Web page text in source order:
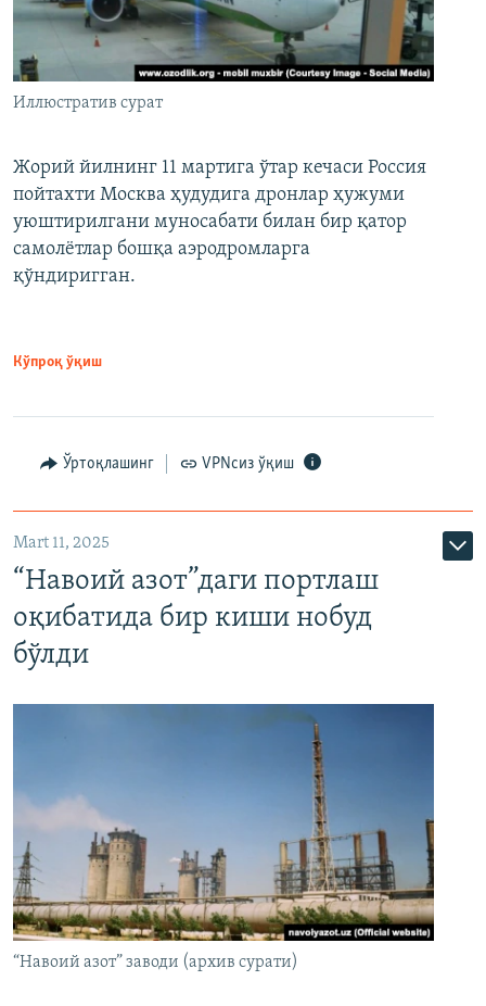
Иллюстратив сурат
Жорий йилнинг 11 мартига ўтар кечаси Россия
пойтахти Москва ҳудудига дронлар ҳужуми
уюштирилгани муносабати билан бир қатор
самолётлар бошқа аэродромларга
қўндиригган.
Кўпроқ ўқиш
Ўртоқлашинг VPNсиз ўқиш
Mart 11, 2025
“Навоий азот”даги портлаш
оқибатида бир киши нобуд
бўлди
“Навоий азот” заводи (архив сурати)